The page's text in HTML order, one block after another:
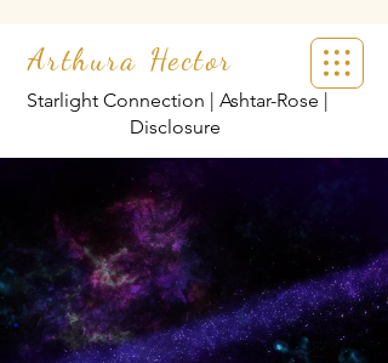
Arthura Hector
Starlight Connection | Ashtar-Rose |
Disclosure